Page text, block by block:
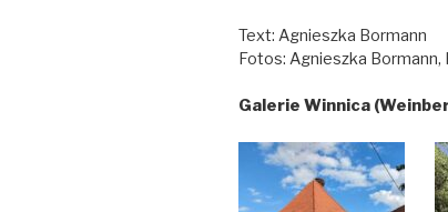
Text: Agnieszka Bormann
Fotos: Agnieszka
Galerie Winnica